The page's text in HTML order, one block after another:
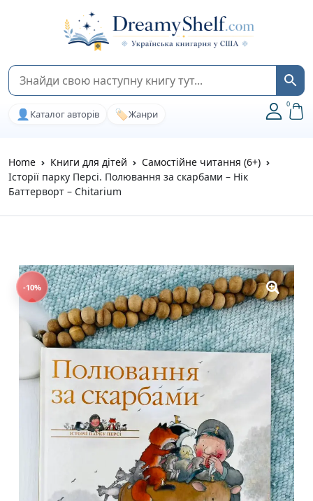
👤 Каталог авторів 🏷️Жанри
0
Home Книги для дітей
Самостійне читання (6+)
Історії парку Персі. Полювання за скарбами – Нік
Баттерворт – Chitarium
-10%